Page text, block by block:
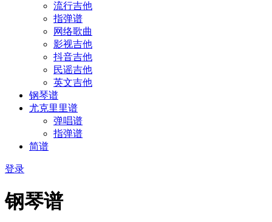
流行吉他
指弹谱
网络歌曲
影视吉他
抖音吉他
民谣吉他
英文吉他
钢琴谱
尤克里里谱
弹唱谱
指弹谱
简谱
登录
钢琴谱